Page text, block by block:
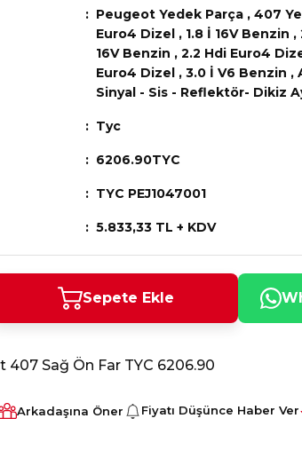
Peugeot Yedek Parça , 407
Euro4 Dizel , 1.8 İ 16V Benzin ,
16V Benzin , 2.2 Hdi Euro4
Euro4 Dizel , 3.0 İ V6 Benzin ,
Sinyal - Sis - Reflektör- Dikiz
Tyc
6206.90TYC
TYC PEJ1047001
5.833,33 TL + KDV
Sepete Ekle
407 Sağ Ön Far TYC 6206.90
Arkadaşına Öner Fiyatı Düşünce Haber Ver